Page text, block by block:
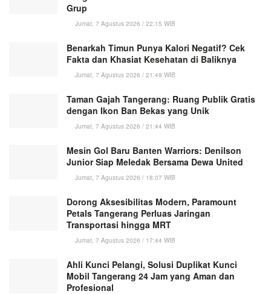
Grup
Jumat, 7 Agustus 2026 / 22:15 WIB
Benarkah Timun Punya Kalori Negatif? Cek
Fakta dan Khasiat Kesehatan di Baliknya
Jumat, 7 Agustus 2026 / 21:49 WIB
Taman Gajah Tangerang: Ruang Publik Gratis
dengan Ikon Ban Bekas yang Unik
Jumat, 7 Agustus 2026 / 21:44 WIB
Mesin Gol Baru Banten Warriors: Denilson
Junior Siap Meledak Bersama Dewa United
Jumat, 7 Agustus 2026 / 18:07 WIB
Dorong Aksesibilitas Modern, Paramount
Petals Tangerang Perluas Jaringan
Transportasi hingga MRT
Jumat, 7 Agustus 2026 / 17:44 WIB
Ahli Kunci Pelangi, Solusi Duplikat Kunci
Mobil Tangerang 24 Jam yang Aman dan
Profesional